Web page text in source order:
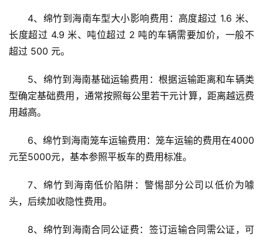
4、绵竹到海南车型大小影响费用：高度超过 1.6 米、
长度超过 4.9 米、吨位超过 2 吨的车辆需要加价，一般不
超过 500 元。
5、绵竹到海南基础运输费用：根据运输距离和车辆类
型确定基础费用，通常按照每公里若干元计算，距离越远费
用越高。
6、绵竹到海南笼车运输费用：笼车运输的费用在4000
元至5000元，基本参照平板车的费用标准。
7、绵竹到海南低价陷阱：警惕部分公司以低价为噱
头，后续加收隐性费用。
8、绵竹到海南合同公证费：签订运输合同需公证，可